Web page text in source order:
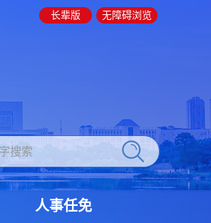
长辈版 无障碍浏览
人事任免